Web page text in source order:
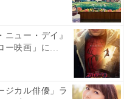
人を置いて帰ろうとす
つこく付きまといま
ろうとすると、男に頬
げをし逃げ出した葵
木の街を走ります。
ニュー・デイ』
ー映画」に...
ジカル俳優」ラ